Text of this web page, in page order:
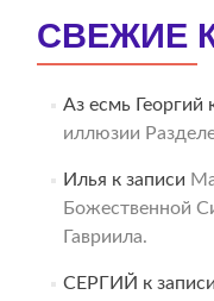
СВЕЖИЕ
Аз есмь Георгий
иллюзии
Илья к записи
Божественной
Гавриила.
СЕРГИЙ к записи